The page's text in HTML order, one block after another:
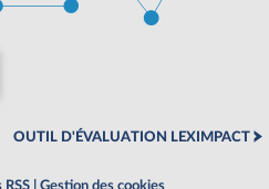
OUTIL D'ÉVALUATION LEXIMPACT
RSS Gestion des cookies